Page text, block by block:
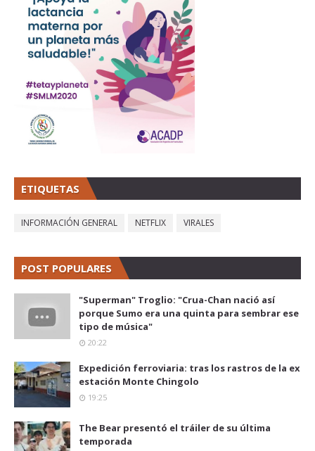
ETIQUETAS
INFORMACIÓN GENERAL NETFLIX VIRALES
POST POPULARES
"Superman" Troglio: "Crua-Chan nació así
porque Sumo era una quinta para sembrar ese
tipo de música"
20:22
Expedición ferroviaria: tras los rastros de la ex
estación Monte Chingolo
19:25
The Bear presentó el tráiler de su última
temporada